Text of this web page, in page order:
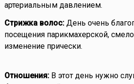
артериальным давлением.
Стрижка волос:День очень
посещения парикмахерской,
изменение прически.
Отношения:В этот день нужно